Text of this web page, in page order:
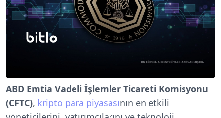
ABD Emtia Vadeli İşlemler Ticareti Komisyonu
(CFTC), kripto para piyasasının en etkili